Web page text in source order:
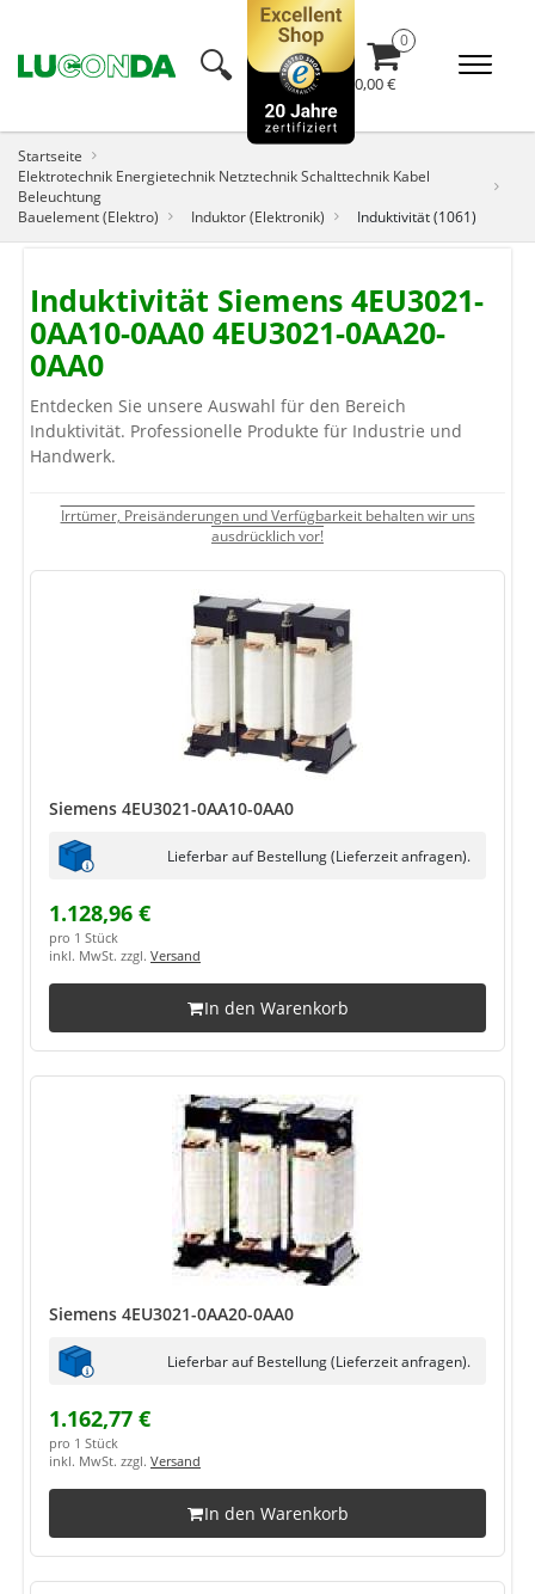
🔍︎ 0,00 €
Startseite
Elektrotechnik Energietechnik Netztechnik Schalttechnik Kabel
Beleuchtung
Bauelement (Elektro)
Induktor (Elektronik) Induktivität (1061)
Induktivität Siemens 4EU3021-
0AA10-0AA0 4EU3021-0AA20-
0AA0
Entdecken Sie unsere Auswahl für den Bereich
Induktivität. Professionelle Produkte für Industrie und
Handwerk.
Irrtümer, Preisänderungen und Verfügbarkeit behalten wir uns
ausdrücklich vor!
Siemens 4EU3021-0AA10-0AA0
Lieferbar auf Bestellung (Lieferzeit anfragen).
1.128,96 €
pro 1 Stück
inkl. MwSt. zzgl. Versand
In den Warenkorb
Siemens 4EU3021-0AA20-0AA0
Lieferbar auf Bestellung (Lieferzeit anfragen).
1.162,77 €
pro 1 Stück
inkl. MwSt. zzgl. Versand
In den Warenkorb